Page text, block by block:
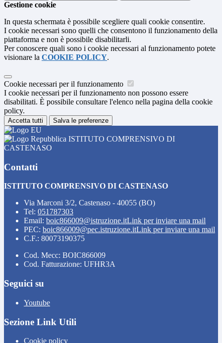
Gestione cookie
In questa schermata è possibile scegliere quali cookie consentire.
I cookie necessari sono quelli che consentono il funzionamento della
piattaforma e non è possibile disabilitarli.
Per conoscere quali sono i cookie necessari al funzionamento potete
visionare la COOKIE POLICY.
Cookie necessari per il funzionamento
I cookie necessari per il funzionamento non possono essere
disabilitati. È possibile consultare l'elenco nella pagina della cookie
policy.
Accetta tutti Salva le preferenze
ISTITUTO COMPRENSIVO DI
CASTENASO
Contatti
ISTITUTO COMPRENSIVO DI CASTENASO
Via Marconi 3/2, Castenaso - 40055 (BO)
Tel: 051787303
Email: boic866009@istruzione.itLink per inviare una mail
PEC: boic866009@pec.istruzione.itLink per inviare una mail
C.F.: 80073190375
Cod. Mecc: BOIC866009
Cod. Fatturazione: UFHR3A
Seguici su
Youtube
Sezione Link Utili
Cookie policy